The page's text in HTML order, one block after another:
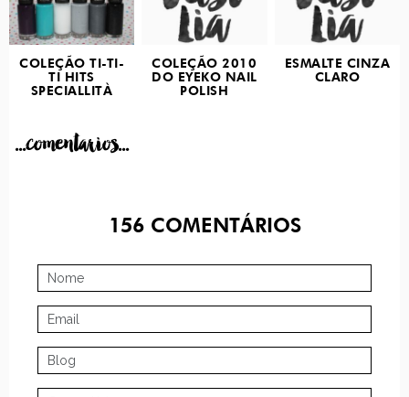
COLEÇÃO TI-TI-
TI HITS
SPECIALLITÀ
COLEÇÃO 2010
DO EYEKO NAIL
POLISH
ESMALTE CINZA
CLARO
...comentarios...
156COMENTÁRIOS